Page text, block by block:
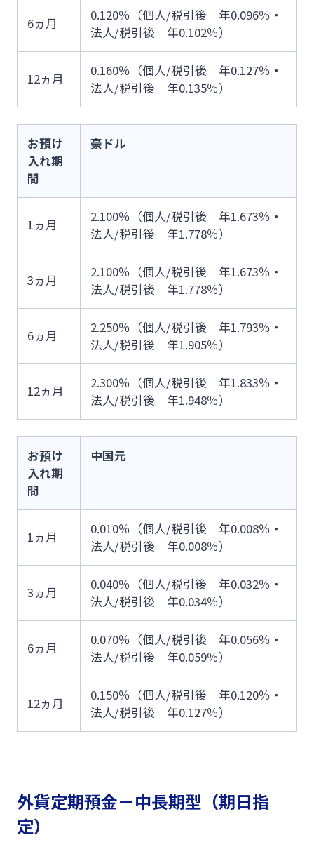
6ヵ月
0.120％（個人/税引後 年0.096％・
法人/税引後 年0.102％）
12ヵ月
0.160％（個人/税引後 年0.127％・
法人/税引後 年0.135％）
お預け
入れ期
間
豪ドル
1ヵ月
2.100％（個人/税引後 年1.673％・
法人/税引後 年1.778％）
3ヵ月
2.100％（個人/税引後 年1.673％・
法人/税引後 年1.778％）
6ヵ月
2.250％（個人/税引後 年1.793％・
法人/税引後 年1.905％）
12ヵ月
2.300％（個人/税引後 年1.833％・
法人/税引後 年1.948％）
お預け
入れ期
間
中国元
1ヵ月
0.010％（個人/税引後 年0.008％・
法人/税引後 年0.008％）
3ヵ月
0.040％（個人/税引後 年0.032％・
法人/税引後 年0.034％）
6ヵ月
0.070％（個人/税引後 年0.056％・
法人/税引後 年0.059％）
12ヵ月
0.150％（個人/税引後 年0.120％・
法人/税引後 年0.127％）
外貨定期預金－中長期型（期日指
定）